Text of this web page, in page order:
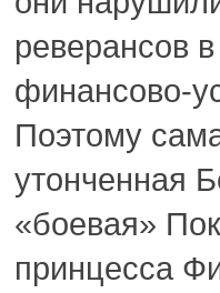
реверансов
финансово-
Поэтому
утонченная
«боевая»
принцесса